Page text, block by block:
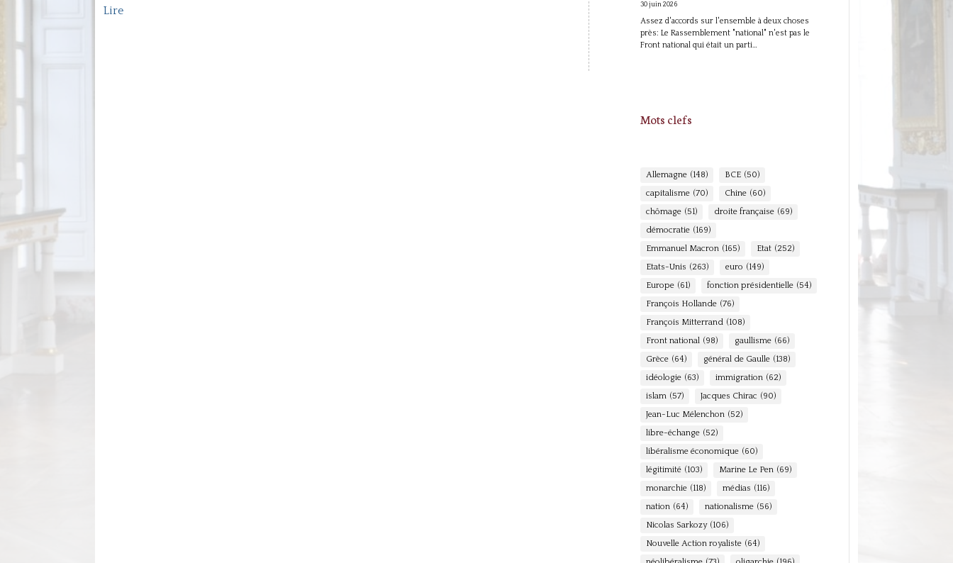
Lire
30 juin 2026
Assez d'accords sur l'ensemble à deux choses
près: Le Rassemblement "national" n'est pas le
Front national qui était un parti…
Mots clefs
Allemagne (148) BCE (50)
capitalisme (70) Chine (60)
chômage (51) droite française (69)
démocratie (169)
Emmanuel Macron (165) Etat (252)
Etats-Unis (263) euro (149)
Europe (61) fonction présidentielle (54)
François Hollande (76)
François Mitterrand (108)
Front national (98) gaullisme (66)
Grèce (64) général de Gaulle (138)
idéologie (63) immigration (62)
islam (57) Jacques Chirac (90)
Jean-Luc Mélenchon (52)
libre-échange (52)
libéralisme économique (60)
légitimité (103) Marine Le Pen (69)
monarchie (118) médias (116)
nation (64) nationalisme (56)
Nicolas Sarkozy (106)
Nouvelle Action royaliste (64)